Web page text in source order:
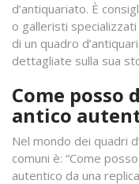
d’antiquariato. È
o galleristi
di un quadro
dettagliate sulla sua
Come posso
antico
Nel mondo dei quadri
comuni è: “Come
autentico da una